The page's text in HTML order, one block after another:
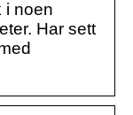
i noen
Har sett